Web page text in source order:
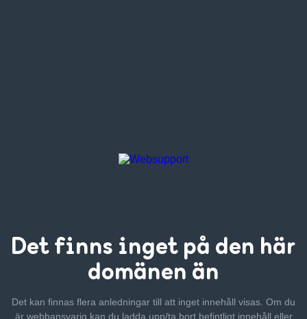
Det finns inget på den här
domänen än
Det kan finnas flera anledningar till att inget innehåll visas. Om du
är webbansvarig kan du ladda upp/ta bort befintligt innehåll eller